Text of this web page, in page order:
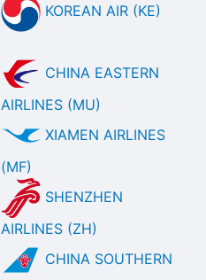
KOREAN AIR (KE)
CHINA EASTERN
AIRLINES (MU)
XIAMEN AIRLINES
(MF)
SHENZHEN
AIRLINES (ZH)
CHINA SOUTHERN